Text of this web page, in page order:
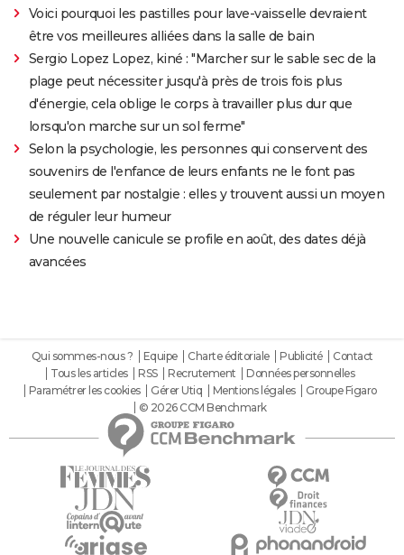
Voici pourquoi les pastilles pour lave-vaisselle devraient
être vos meilleures alliées dans la salle de bain
Sergio Lopez Lopez, kiné : "Marcher sur le sable sec de la
plage peut nécessiter jusqu'à près de trois fois plus
d'énergie, cela oblige le corps à travailler plus dur que
lorsqu'on marche sur un sol ferme"
Selon la psychologie, les personnes qui conservent des
souvenirs de l'enfance de leurs enfants ne le font pas
seulement par nostalgie : elles y trouvent aussi un moyen
de réguler leur humeur
Une nouvelle canicule se profile en août, des dates déjà
avancées
Qui sommes-nous ? Equipe Charte éditoriale Publicité
Contact
Tous les articles
RSS Recrutement
Données personnelles
Paramétrer les cookies
Gérer Utiq Mentions légales
Groupe Figaro
© 2026 CCM Benchmark